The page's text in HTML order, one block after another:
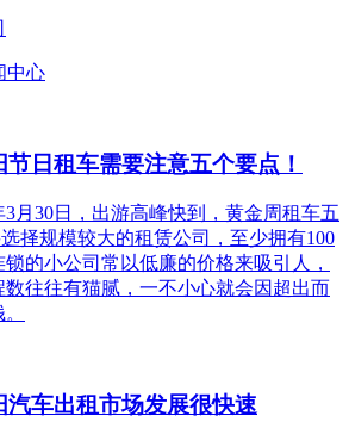
中心
日租车需要注意五个要点！
3月30日，出游高峰快到，黄金周租车五
择规模较大的租赁公司，至少拥有100
的小公司常以低廉的价格来吸引人，
往往有猫腻，一不小心就会因超出而
汽车出租市场发展很快速